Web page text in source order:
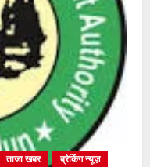
ताजा खबर ब्रेकिंग न्यूज़